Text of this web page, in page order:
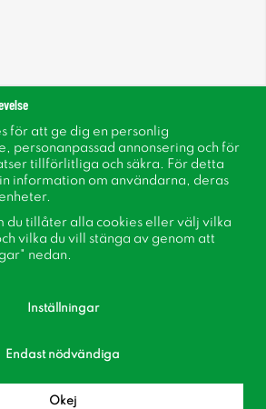
kundklubb!
för att ge dig en personlig
personanpassad annonsering och för
tillförlitliga och säkra. För detta
information om användarna, deras
du tillåter alla cookies eller välj vilka
vilka du vill stänga av genom att
nedan.
Inställningar
Endast nödvändiga
Okej